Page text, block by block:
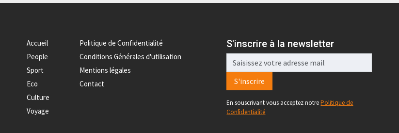
Accueil
People
Sport
Eco
Culture
Voyage
Politique de Confidentialité
Conditions Générales d'utilisation
Mentions légales
Contact
S'inscrire à la newsletter
S'inscrire
En souscrivant vous acceptez notrePolitique de
Confidentialité